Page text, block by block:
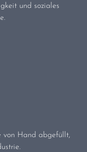
und soziales
von Hand abgefüllt,